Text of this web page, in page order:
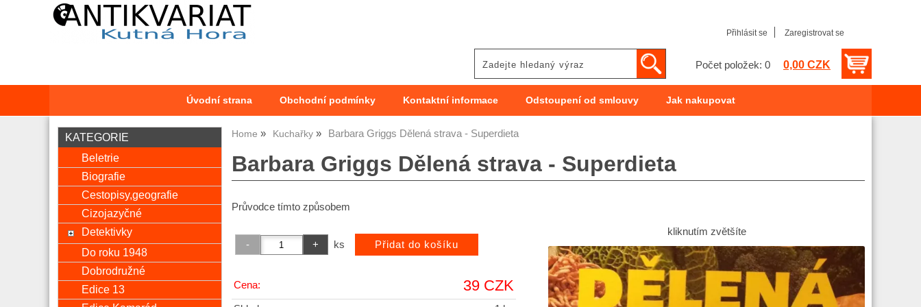
Přihlásit se Zaregistrovat se
Počet položek: 0 0,00 CZK
Úvodní strana Obchodní podmínky Kontaktní informace Odstoupení od smlouvy Jak nakupovat
Home Kuchařky Barbara Griggs Dělená strava - Superdieta
Barbara Griggs Dělená strava - Superdieta
Průvodce tímto způsobem
kliknutím zvětšíte
ks
Cena: 39 CZK
KATEGORIE
Beletrie
Biografie
Cestopisy,geografie
Cizojazyčné
Detektivky
Do roku 1948
Dobrodružné
Edice 13